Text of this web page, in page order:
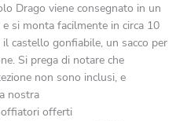
Drago viene consegnato in un
si monta facilmente in circa 10
castello gonfiabile, un sacco per
Si prega di notare che
non sono inclusi, e
nostra
offerti